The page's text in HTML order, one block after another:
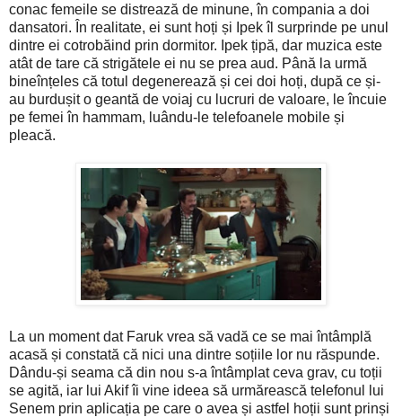
conac femeile se distrează de minune, în compania a doi
dansatori. În realitate, ei sunt hoți și Ipek îl surprinde pe unul
dintre ei cotrobăind prin dormitor. Ipek țipă, dar muzica este
atât de tare că strigătele ei nu se prea aud. Până la urmă
bineînțeles că totul degenerează și cei doi hoți, după ce și-
au burdușit o geantă de voiaj cu lucruri de valoare, le încuie
pe femei în hammam, luându-le telefoanele mobile și
pleacă.
La un moment dat Faruk vrea să vadă ce se mai întâmplă
acasă și constată că nici una dintre soțiile lor nu răspunde.
Dându-și seama că din nou s-a întâmplat ceva grav, cu toții
se agită, iar lui Akif îi vine ideea să urmărească telefonul lui
Senem prin aplicația pe care o avea și astfel hoții sunt prinși